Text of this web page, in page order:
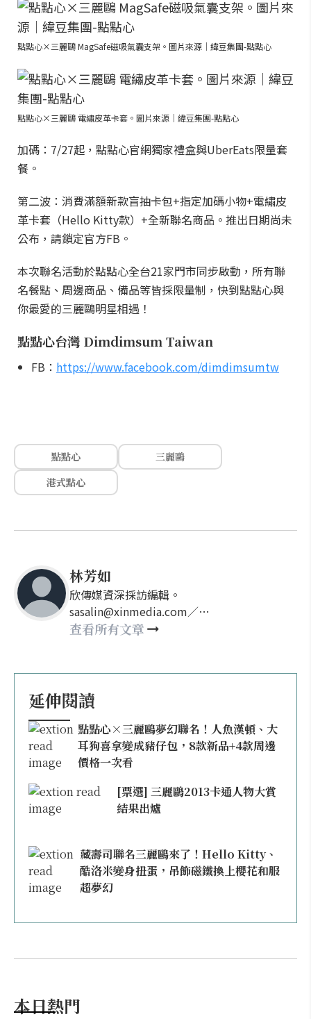
點點心×三麗鷗 MagSafe磁吸氣囊支架。圖片來源｜緯豆集團-點點心
點點心×三麗鷗 電繡皮革卡套。圖片來源｜緯豆集團-點點心
加碼：7/27起，點點心官網獨家禮盒與UberEats限量套
餐。
第二波：消費滿額新款盲抽卡包+指定加碼小物+電繡皮
革卡套（Hello Kitty款）+全新聯名商品。推出日期尚未
公布，請鎖定官方FB。
本次聯名活動於點點心全台21家門市同步啟動，所有聯
名餐點、周邊商品、備品等皆採限量制，快到點點心與
你最愛的三麗鷗明星相遇！
點點心台灣 Dimdimsum Taiwan
FB： https://www.facebook.com/dimdimsumtw
點點心
三麗鷗
港式點心
林芳如
欣傳媒資深採訪編輯。
sasalin@xinmedia.com／
happy21917@gmail.com
查看所有文章
延伸閱讀
點點心×三麗鷗夢幻聯名！人魚漢頓、大
耳狗喜拿變成豬仔包，8款新品+4款周邊
價格一次看
[票選] 三麗鷗2013卡通人物大賞
結果出爐
藏壽司聯名三麗鷗來了！Hello Kitty、
酷洛米變身扭蛋，吊飾磁鐵換上櫻花和服
超夢幻
本日熱門